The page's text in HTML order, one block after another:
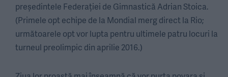
președintele Federației de Gimnastică Adrian Stoica.
(Primele opt echipe de la Mondial merg direct la Rio;
următoarele opt vor lupta pentru ultimele patru locuri la
turneul preolimpic din aprilie 2016.)